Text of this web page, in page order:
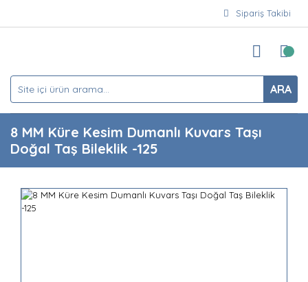
Sipariş Takibi
ARA
8 MM Küre Kesim Dumanlı Kuvars Taşı
Doğal Taş Bileklik -125